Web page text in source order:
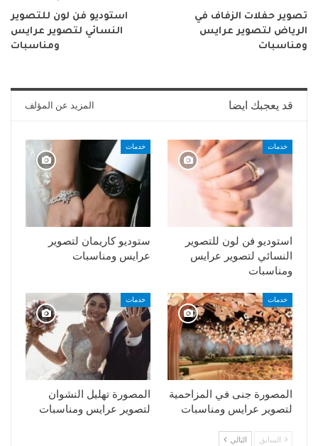
تصوير حفلات الزفاف في
الرياض لتصوير عرايس
ومناسبات
استوديو فن لون للتصوير
النسائي لتصوير عرايس
ومناسبات
قد يعجبك ايضا المزيد عن المؤلف
خدمات
استوديو فن لون للتصوير
النسائي لتصوير عرايس
ومناسبات
خدمات
ستوديو كاريمان لتصوير
عرايس ومناسبات
خدمات
المصورة جنى في المزاحمية
لتصوير عرايس ومناسبات
خدمات
المصورة تهليل النشوان
لتصوير عرايس ومناسبات
السابق التالي